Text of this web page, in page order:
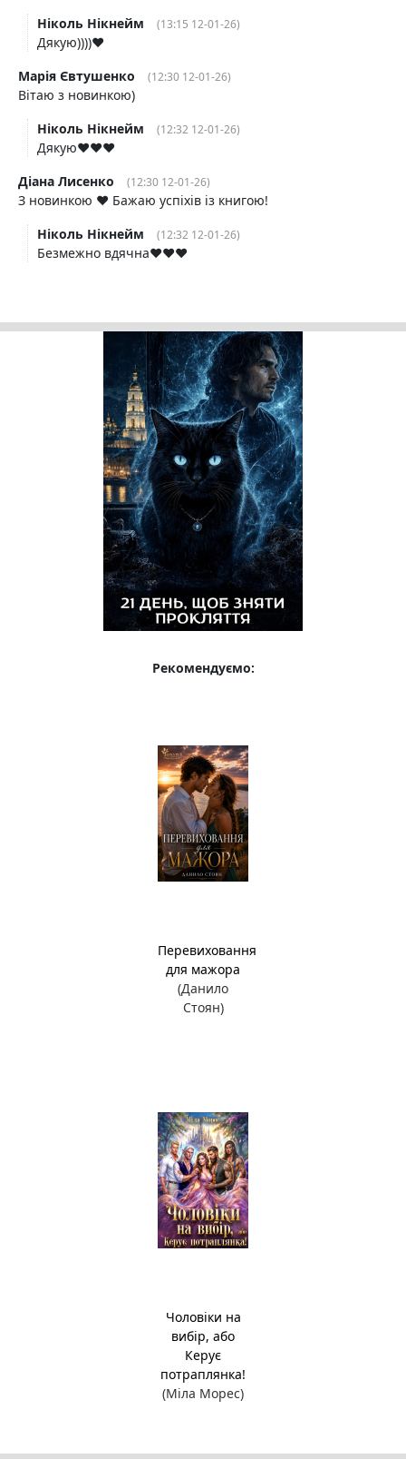
Ніколь Нікнейм (13:15 12-01-26)
Дякую))))❤️
Марія Євтушенко
(12:30 12-01-26)
Вітаю з новинкою)
Ніколь Нікнейм
(12:32 12-01-26)
Дякую❤️❤️❤️
Діана Лисенко
(12:30 12-01-26)
З новинкою ❤️ Бажаю успіхів із книгою!
Ніколь Нікнейм
(12:32 12-01-26)
Безмежно вдячна❤️❤️❤️
Рекомендуємо:
Перевиховання
для мажора
(Данило
Стоян)
Чоловіки на
вибір, або
Керує
потраплянка!
(Міла Морес)